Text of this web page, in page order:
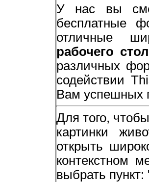
У нас вы
бесплатные
отличные
рабочего
различных
содействии
Вам успешных
Для того,
картинки
открыть
контекстном
выбрать